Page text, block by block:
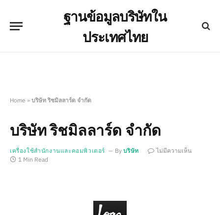
ฐานข้อมูลบริษัทใน
ประเทศไทย
Home » บริษัท ริชมิลลาร์ด จำกัด
บริษัท ริชมิลลาร์ด จำกัด
เครื่องใช้สำนักงานและคอมพิวเตอร์ By บริษัท
ไม่มีความเห็น
1 Min Read